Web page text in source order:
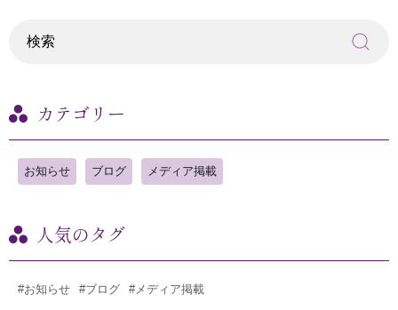
カテゴリー
お知らせ ブログ メディア掲載
人気のタグ
#お知らせ #ブログ #メディア掲載